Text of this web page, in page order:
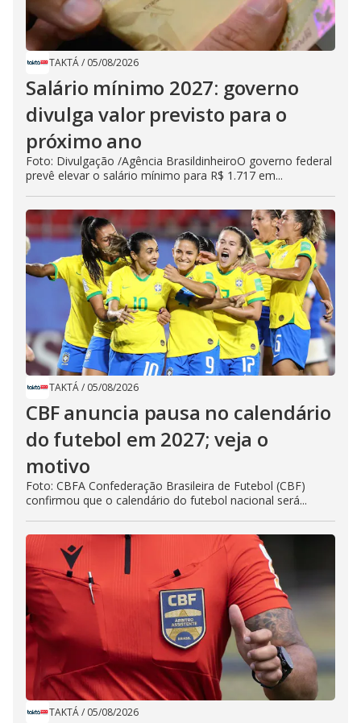
TAKTÁ/ 05/08/2026
Salário mínimo 2027: governo
divulga valor previsto para o
próximo ano
Foto: Divulgação /Agência BrasildinheiroO governo federal
prevê elevar o salário mínimo para R$ 1.717 em...
TAKTÁ/ 05/08/2026
CBF anuncia pausa no calendário
do futebol em 2027; veja o
motivo
Foto: CBFA Confederação Brasileira de Futebol (CBF)
confirmou que o calendário do futebol nacional será...
TAKTÁ/ 05/08/2026